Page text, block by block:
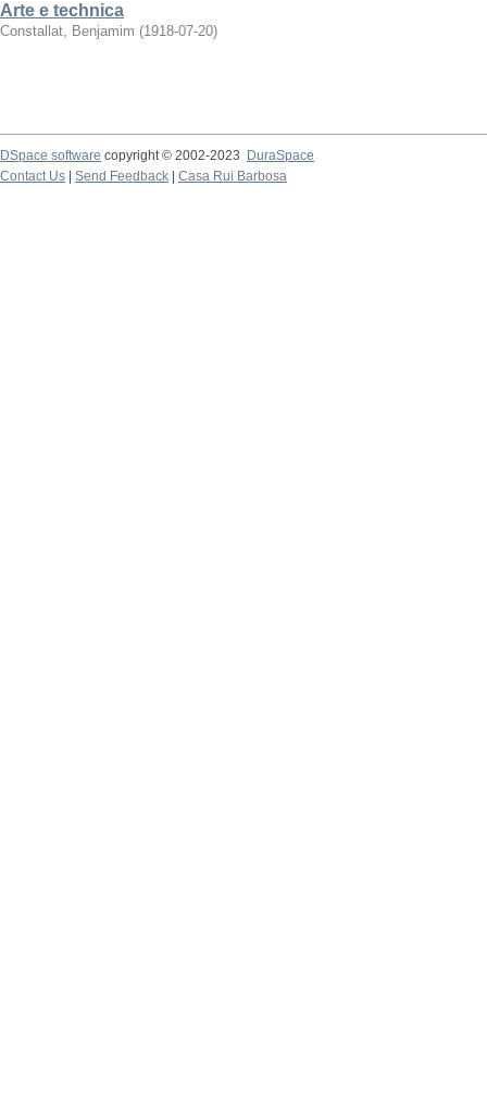
Arte e technica
Constallat, Benjamim (1918-07-20)
DSpace software copyright © 2002-2023
DuraSpace
Contact Us
Send Feedback Casa Rui Barbosa